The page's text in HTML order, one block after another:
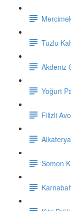
Tuzlu
Akdeniz
Yoğurt
Filizli
Somon